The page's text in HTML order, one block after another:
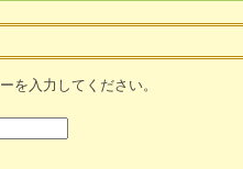
を入力してください。